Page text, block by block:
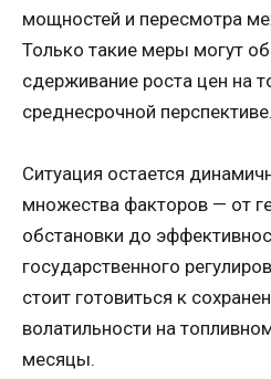
мощностей и пересмотра
Только такие меры могут
сдерживание роста цен на
среднесрочной перспективе.
Ситуация остается
множества факторов — от
обстановки до
государственного
стоит готовиться к
волатильности на
месяцы.